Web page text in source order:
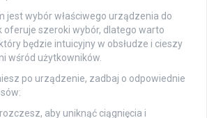
jest wybór właściwego urządzenia do
oferuje szeroki wybór, dlatego warto
będzie intuicyjny w obsłudze i cieszy
wśród użytkowników.
po urządzenie, zadbaj o odpowiednie
aby uniknąć ciągnięcia i